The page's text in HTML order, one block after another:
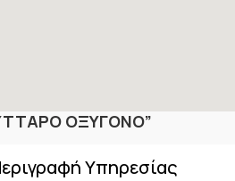
ΟΞΥΓΟΝΟ”
Υπηρεσίας